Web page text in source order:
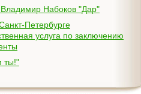
Владимир Набоков "Дар"
услуга по заключению
ты!"